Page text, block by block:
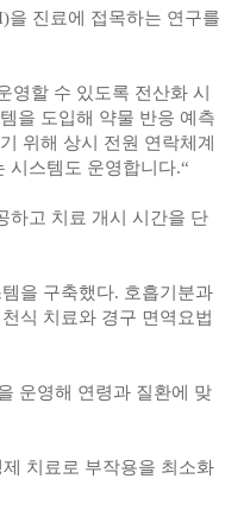
을 진료에 접목하는 연구를
영할 수 있도록 전산화 시
을 도입해 약물 반응 예측
위해 상시 전원 연락체계
시스템도 운영합니다.“
하고 치료 개시 시간을 단
을 구축했다. 호흡기분과
식 치료와 경구 면역요법
운영해 연령과 질환에 맞
치료로 부작용을 최소화